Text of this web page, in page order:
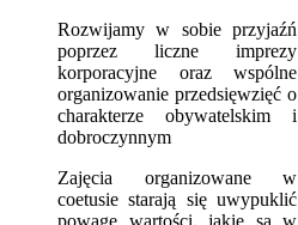
Rozwijamy w sobie przyjaźń
poprzez liczne imprezy
korporacyjne oraz wspólne
organizowanie przedsięwzięć o
charakterze obywatelskim i
dobroczynnym
Zajęcia organizowane w
coetusie starają się uwypuklić
powagę wartości, jakie są w